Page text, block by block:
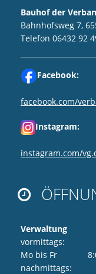
Bauhof der
Bahnhofsweg 7,
Telefon 06432 92
Facebook:
facebook.com/
Instagram:
instagram.com/

Verwaltung
vormittags:
Mo bis Fr 8:00
nachmittags: